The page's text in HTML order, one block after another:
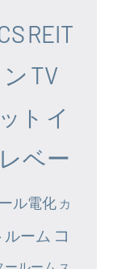
REIT
TV
ト イ
ベー
ル電化 カ
ルーム コ